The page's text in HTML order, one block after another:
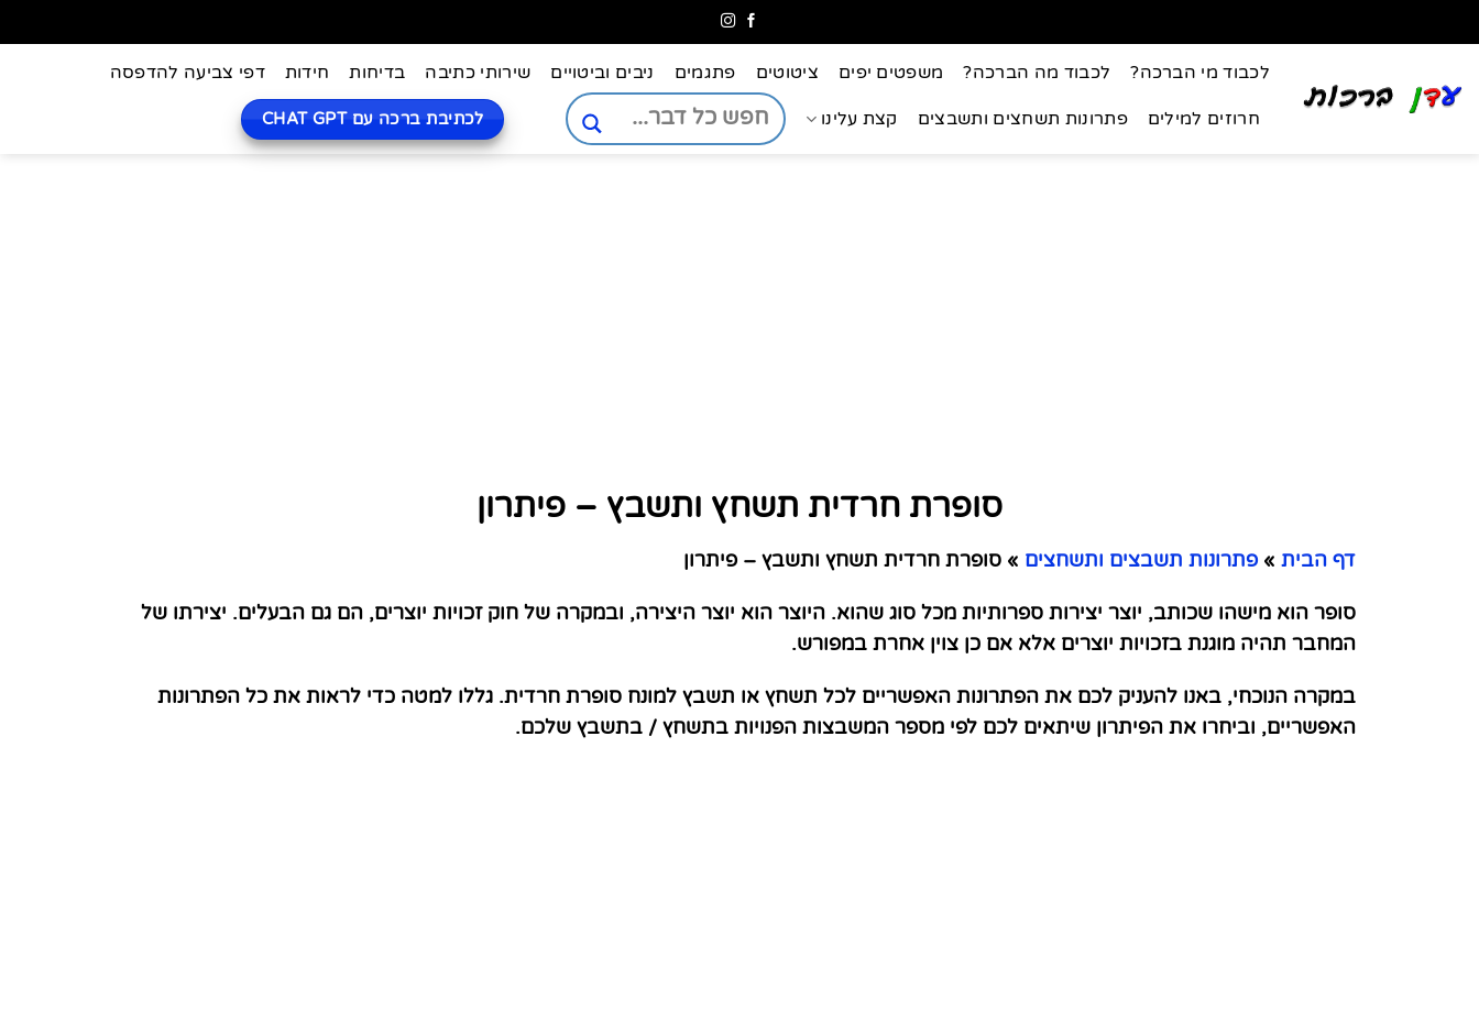
לכבוד מי הברכה? לכבוד מה הברכה? משפטים יפים ציטוטים פתגמים ניבים וביטויים שירותי כתיבה בדיחות חידות דפי צביעה להדפסה
חרוזים למילים פתרונות תשחצים ותשבצים קצת עלינו לכתיבת ברכה עם CHAT GPT
סופרת חרדית תשחץ ותשבץ – פיתרון
דף הבית » פתרונות תשבצים ותשחצים » סופרת חרדית תשחץ ותשבץ – פיתרון
סופר הוא מישהו שכותב, יוצר יצירות ספרותיות מכל סוג שהוא. היוצר הוא יוצר היצירה, ובמקרה של חוק זכויות יוצרים, הם גם הבעלים. יצירתו של
המחבר תהיה מוגנת בזכויות יוצרים אלא אם כן צוין אחרת במפורש.
במקרה הנוכחי, באנו להעניק לכם את הפתרונות האפשריים לכל תשחץ או תשבץ למונח סופרת חרדית. גללו למטה כדי לראות את כל הפתרונות
האפשריים, וביחרו את הפיתרון שיתאים לכם לפי מספר המשבצות הפנויות בתשחץ / בתשבץ שלכם.